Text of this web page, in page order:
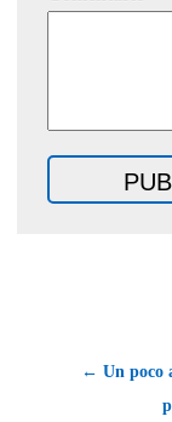
← Un poco